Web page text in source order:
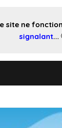
site ne
signalant...